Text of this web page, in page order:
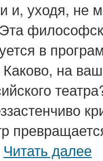
и, уходя, не
в
на
Читать далее